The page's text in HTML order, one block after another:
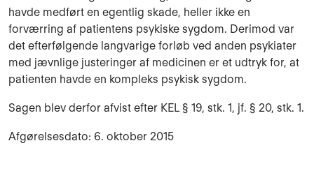
havde medført en egentlig skade, heller ikke en
forværring af patientens psykiske sygdom. Derimod var
det efterfølgende langvarige forløb ved anden psykiater
med jævnlige justeringer af medicinen er et udtryk for, at
patienten havde en kompleks psykisk sygdom.
Sagen blev derfor afvist efter KEL § 19, stk. 1, jf. § 20, stk. 1.
Afgørelsesdato: 6. oktober 2015